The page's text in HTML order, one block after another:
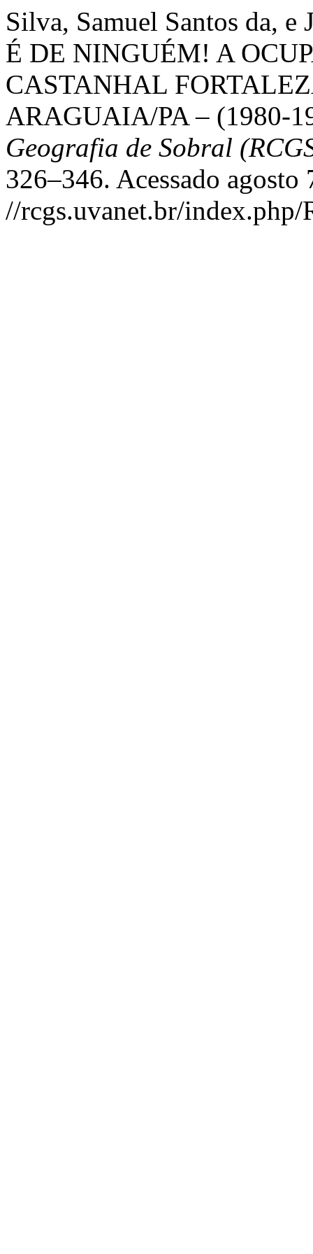
Silva, Samuel Santos da, e
É DE NINGUÉM! A
CASTANHAL
ARAGUAIA/PA – (1980-
Geografia de Sobral
326–346. Acessado agosto
//rcgs.uvanet.br/